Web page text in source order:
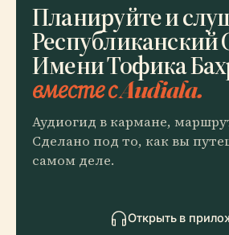
Планируйте и
Республиканский
Имени Тофика
вместе с Audiala.
Аудиогид в кармане,
Сделано под то, как вы
самом деле.
Открыть в